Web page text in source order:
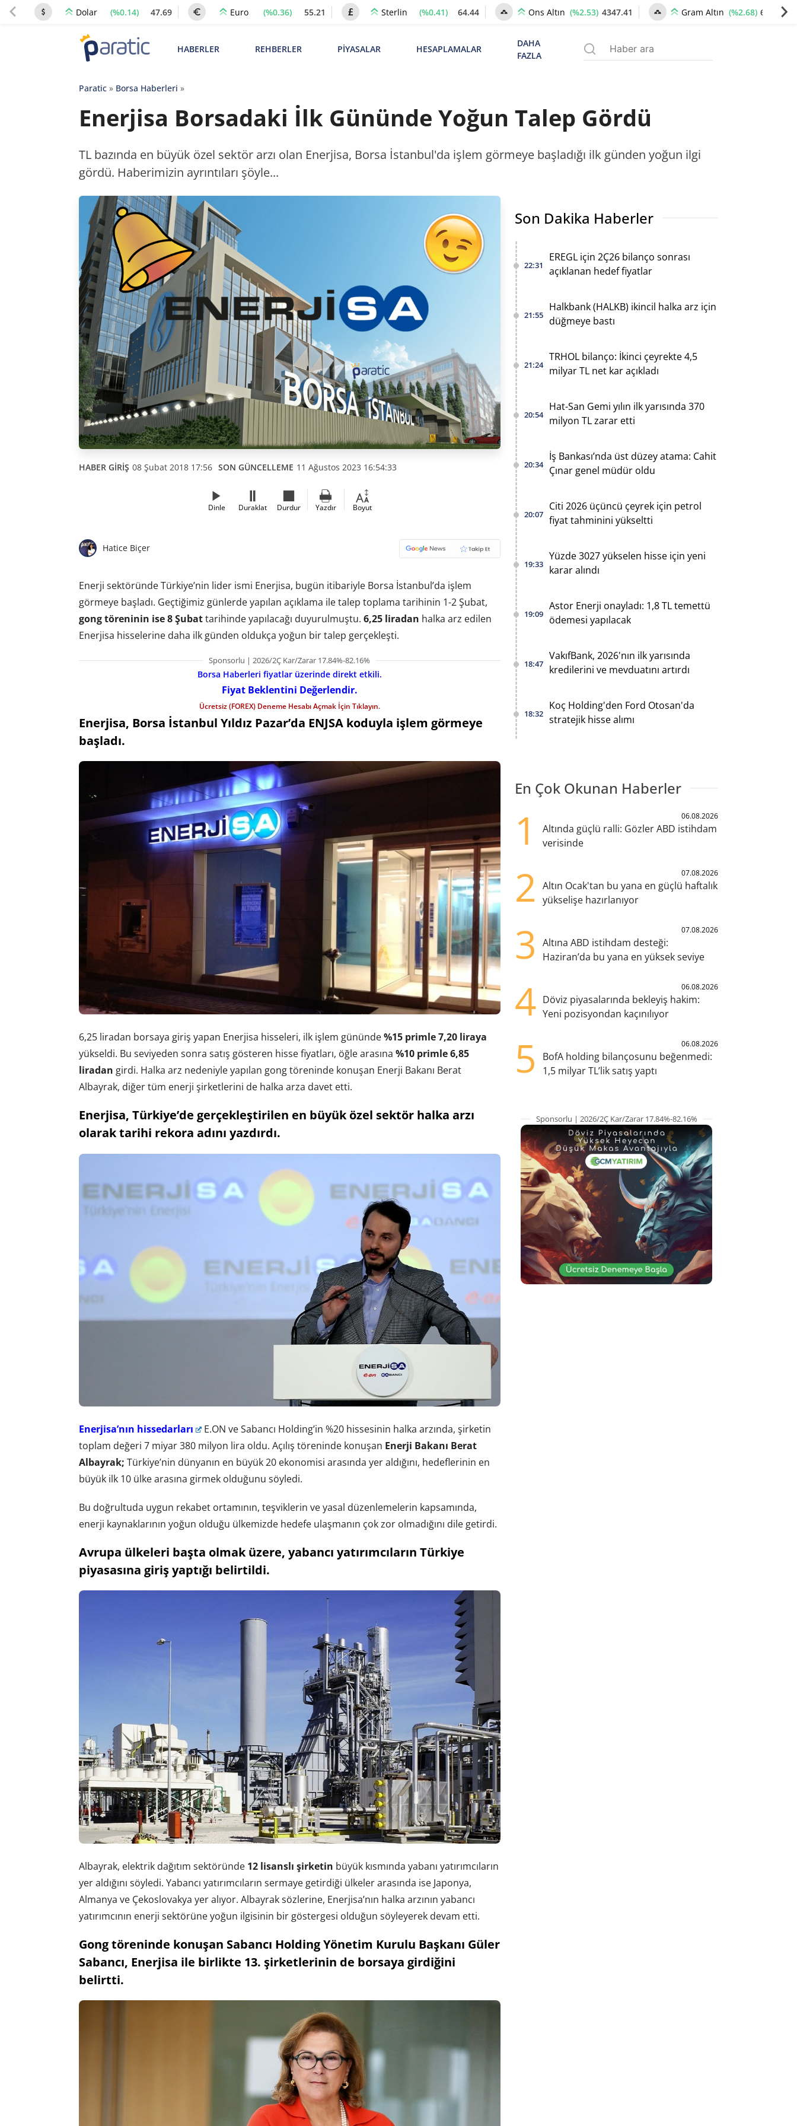
Dolar (%0.14) 47.69 Euro (%0.36) 55.21 Sterlin (%0.41) 64.44 Ons Altın (%2.53) 4347.41 Gram Altın (%2.68) 6666.42
HABERLER REHBERLER PİYASALAR HESAPLAMALAR
DAHA
FAZLA
Paratic» Borsa Haberleri »
Enerjisa Borsadaki İlk Gününde Yoğun Talep Gördü
TL bazında en büyük özel sektör arzı olan Enerjisa, Borsa İstanbul'da işlem görmeye başladığı ilk günden yoğun ilgi
gördü. Haberimizin ayrıntıları şöyle...
HABER GİRİŞ 08 Şubat 2018 17:56 SON GÜNCELLEME 11 Ağustos 2023 16:54:33
Dinle Duraklat Durdur Yazdır Boyut
Hatice Biçer
Enerji sektöründe Türkiye’nin lider ismi Enerjisa, bugün itibariyle Borsa İstanbul’da işlem
görmeye başladı. Geçtiğimiz günlerde yapılan açıklama ile talep toplama tarihinin 1-2 Şubat,
gong töreninin ise 8 Şubattarihinde yapılacağı duyurulmuştu. 6,25 liradan halka arz edilen
Enerjisa hisselerine daha ilk günden oldukça yoğun bir talep gerçekleşti.
Sponsorlu | 2026/2Ç Kar/Zarar 17.84%-82.16%
Borsa Haberleri fiyatlar üzerinde direkt etkili.
Fiyat Beklentini Değerlendir.
Ücretsiz (FOREX) Deneme Hesabı Açmak İçin Tıklayın.
Enerjisa, Borsa İstanbul Yıldız Pazar’da ENJSA koduyla işlem görmeye
başladı.
6,25 liradan borsaya giriş yapan Enerjisa hisseleri, ilk işlem gününde%15 primle 7,20 liraya
yükseldi. Bu seviyeden sonra satış gösteren hisse fiyatları, öğle arasına %10 primle 6,85
liradan girdi. Halka arz nedeniyle yapılan gong töreninde konuşan Enerji Bakanı Berat
Albayrak, diğer tüm enerji şirketlerini de halka arza davet etti.
Enerjisa, Türkiye’de gerçekleştirilen en büyük özel sektör halka arzı
olarak tarihi rekora adını yazdırdı.
Enerjisa’nın hissedarları
E.ON ve Sabancı Holding’in %20 hissesinin halka arzında, şirketin
toplam değeri 7 miyar 380 milyon lira oldu. Açılış töreninde konuşan Enerji Bakanı Berat
Albayrak; Türkiye’nin dünyanın en büyük 20 ekonomisi arasında yer aldığını, hedeflerinin en
büyük ilk 10 ülke arasına girmek olduğunu söyledi.
Bu doğrultuda uygun rekabet ortamının, teşviklerin ve yasal düzenlemelerin kapsamında,
enerji kaynaklarının yoğun olduğu ülkemizde hedefe ulaşmanın çok zor olmadığını dile getirdi.
Avrupa ülkeleri başta olmak üzere, yabancı yatırımcıların Türkiye
piyasasına giriş yaptığı belirtildi.
Albayrak, elektrik dağıtım sektöründe 12 lisanslı şirketin büyük kısmında yabanı yatırımcıların
yer aldığını söyledi. Yabancı yatırımcıların sermaye getirdiği ülkeler arasında ise Japonya,
Almanya ve Çekoslovakya yer alıyor. Albayrak sözlerine, Enerjisa’nın halka arzının yabancı
yatırımcının enerji sektörüne yoğun ilgisinin bir göstergesi olduğun söyleyerek devam etti.
Gong töreninde konuşan Sabancı Holding Yönetim Kurulu Başkanı Güler
Sabancı, Enerjisa ile birlikte 13. şirketlerinin de borsaya girdiğini
belirtti.
Son Dakika Haberler
22:31
EREGL için 2Ç26 bilanço sonrası
açıklanan hedef fiyatlar
21:55
Halkbank (HALKB) ikincil halka arz için
düğmeye bastı
21:24
TRHOL bilanço: İkinci çeyrekte 4,5
milyar TL net kar açıkladı
20:54
Hat-San Gemi yılın ilk yarısında 370
milyon TL zarar etti
20:34
İş Bankası’nda üst düzey atama: Cahit
Çınar genel müdür oldu
20:07
Citi 2026 üçüncü çeyrek için petrol
fiyat tahminini yükseltti
19:33
Yüzde 3027 yükselen hisse için yeni
karar alındı
19:09
Astor Enerji onayladı: 1,8 TL temettü
ödemesi yapılacak
18:47
VakıfBank, 2026'nın ilk yarısında
kredilerini ve mevduatını artırdı
18:32
Koç Holding'den Ford Otosan'da
stratejik hisse alımı
En Çok Okunan Haberler
1 06.08.2026
Altında güçlü ralli: Gözler ABD istihdam
verisinde
2 07.08.2026
Altın Ocak'tan bu yana en güçlü haftalık
yükselişe hazırlanıyor
3 07.08.2026
Altına ABD istihdam desteği:
Haziran’da bu yana en yüksek seviye
4 06.08.2026
Döviz piyasalarında bekleyiş hakim:
Yeni pozisyondan kaçınılıyor
5 06.08.2026
BofA holding bilançosunu beğenmedi:
1,5 milyar TL’lik satış yaptı
Sponsorlu | 2026/2Ç Kar/Zarar 17.84%-82.16%